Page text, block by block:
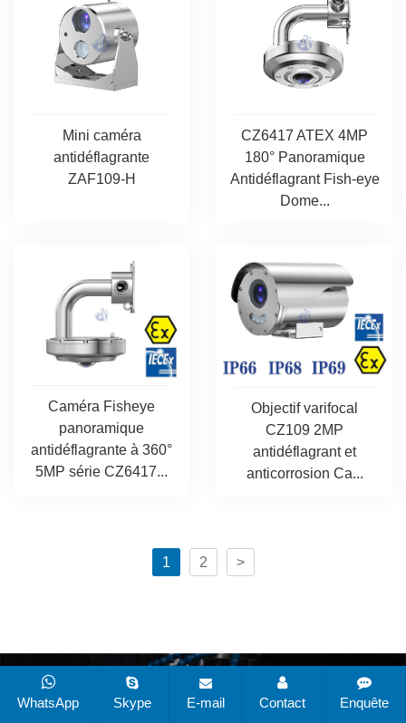
Mini caméra
antidéflagrante
ZAF109-H
CZ6417 ATEX 4MP
180° Panoramique
Antidéflagrant Fish-eye
Dome...
Caméra Fisheye
panoramique
antidéflagrante à 360°
5MP série CZ6417...
Objectif varifocal
CZ109 2MP
antidéflagrant et
anticorrosion Ca...
1 2 >
CopyRight © 2019-2025 Changzhou Zuoan Electronics
Co., Ltd. Tous droits réservés
Plan du site
Toutes les
WhatsApp Skype E-mail Contact Enquête